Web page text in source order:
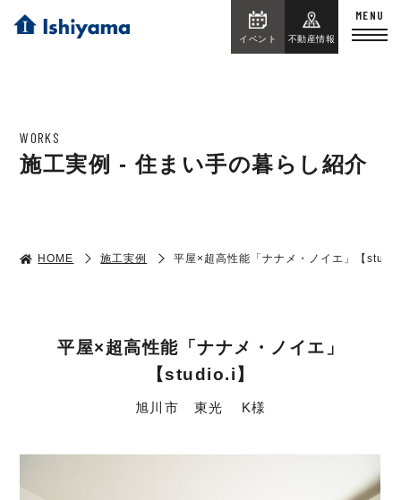
イベント 不動産情報
WORKS
施工実例 - 住まい手の暮らし紹介
HOME 施工実例 平屋×超高性能「ナナメ・ノイエ」【
平屋×超高性能「ナナメ・ノイエ」
【studio.i】
旭川市 東光 K様